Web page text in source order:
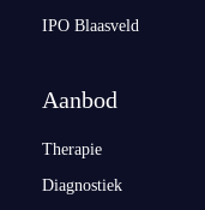
IPO Blaasveld
Aanbod
Therapie
Diagnostiek